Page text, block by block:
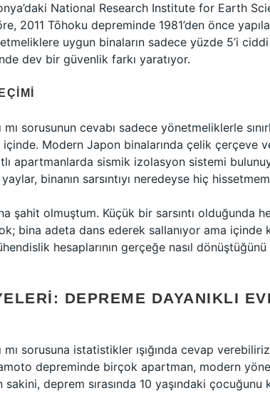
National Research Institute for Earth
2011 Tōhoku depreminde 1981’den önce
uygun binaların sadece yüzde 5’i ciddi
dev bir güvenlik farkı yaratıyor.
sorusunun cevabı sadece yönetmeliklerle
Modern Japon binalarında çelik çerçeve
apartmanlarda sismik izolasyon sistemi
binanın sarsıntıyı neredeyse hiç
şahit olmuştum. Küçük bir sarsıntı olduğunda
bina adeta dans ederek sallanıyor ama içinde
hesaplarının gerçeğe nasıl
DEPREME DAYANIKLI
sorusuna istatistikler ışığında cevap
depreminde birçok apartman, modern
deprem sırasında 10 yaşındaki çocuğunu